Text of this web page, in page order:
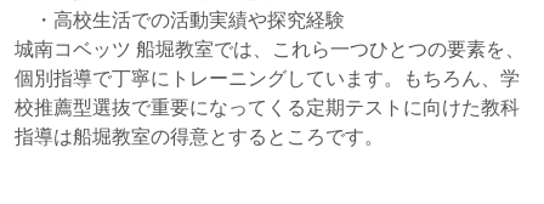
・高校生活での活動実績や探究経験
城南コベッツ 船堀教室では、これら一つひとつの要素を、
個別指導で丁寧にトレーニングしています。もちろん、学
校推薦型選抜で重要になってくる定期テストに向けた教科
指導は船堀教室の得意とするところです。